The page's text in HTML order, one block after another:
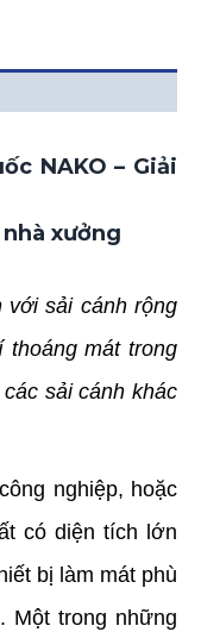
NAKO – Giải
xưởng
với sải cánh rộng
thoáng mát trong
sải cánh khác
nghiệp, hoặc
có diện tích lớn
bị làm mát phù
Một trong những